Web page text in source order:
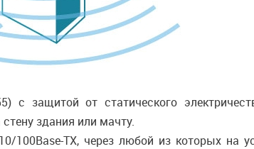
с защитой от статического
здания или мачту.
TX, через любой из которых на